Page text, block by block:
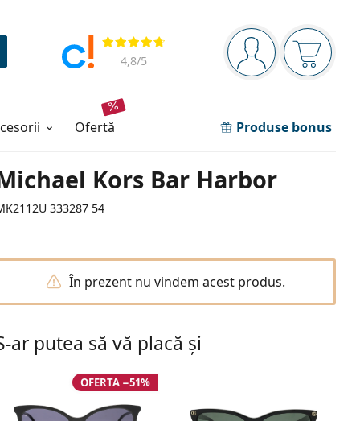
Panou de navigare
Sunteți logat
Coșul
Opinii
4,8/5
ofertă Produse bonus
Kors Bar Harbor
333287 54
În prezent nu vindem acest produs.
ar putea să vă placă și
OFERTA −51%